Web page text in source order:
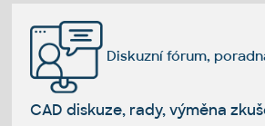
Diskuzní fórum,
CAD diskuze, rady, výměna